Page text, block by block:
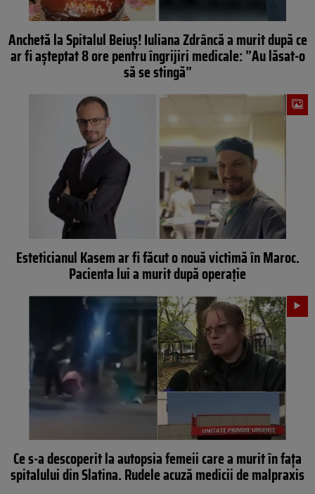
Anchetă la Spitalul Beiuș! Iuliana Zdrâncă a murit după ce
ar fi așteptat 8 ore pentru îngrijiri medicale: ”Au lăsat-o
să se stingă”
Esteticianul Kasem ar fi făcut o nouă victimă în Maroc.
Pacienta lui a murit după operație
Ce s-a descoperit la autopsia femeii care a murit în fața
spitalului din Slatina. Rudele acuză medicii de malpraxis